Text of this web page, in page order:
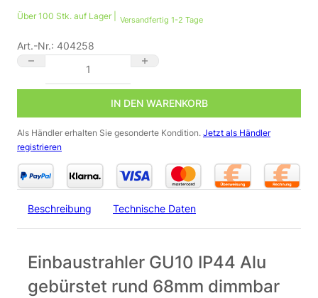
Über 100 Stk. auf Lager | Versandfertig 1-2 Tage
Art.-Nr.: 404258
Einbaustrahler GU10 IP44 Alu gebürstet rund 68mm dimmbar
IN DEN WARENKORB
Als Händler erhalten Sie gesonderte Kondition. Jetzt als Händler
registrieren
Beschreibung Technische Daten
Einbaustrahler GU10 IP44 Alu
gebürstet rund 68mm dimmbar